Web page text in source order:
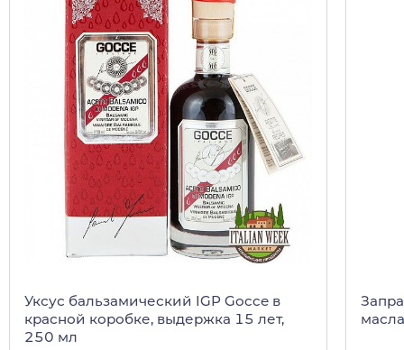
Уксус бальзамический IGP Gocce в
красной коробке, выдержка 15 лет,
250 мл